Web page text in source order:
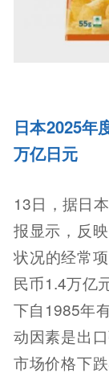
日本2025年
万亿日元
13日，据日
报显示，反
状况的经常
民币1.4万亿
下自1985年
动因素是出
市场价格下